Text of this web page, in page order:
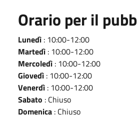
Orario per il
Lunedì : 10:00-12:00
Martedì : 10:00-12:00
Mercoledì : 10:00-12:00
Giovedì : 10:00-12:00
Venerdì : 10:00-12:00
Sabato : Chiuso
Domenica : Chiuso